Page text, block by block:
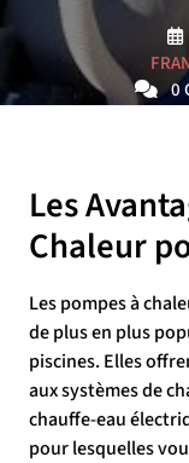
0
Les
Chaleur
Les pompes à
de plus en plus
piscines. Elles
aux systèmes de
chauffe-eau
pour lesquelles